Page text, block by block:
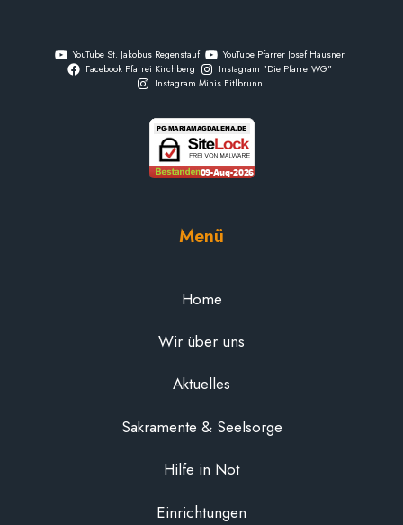
YouTube St. Jakobus Regenstauf
YouTube Pfarrer Josef Hausner
Facebook Pfarrei Kirchberg
Instagram "Die PfarrerWG"
Instagram Minis Eitlbrunn
Menü
Home
Wir über uns
Aktuelles
Sakramente & Seelsorge
Hilfe in Not
Einrichtungen